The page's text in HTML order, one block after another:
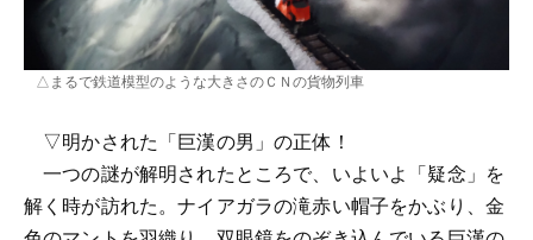
△まるで鉄道模型のような大きさのＣＮの貨物列車
▽明かされた「巨漢の男」の正体！
一つの謎が解明されたところで、いよいよ「疑念」を
解く時が訪れた。ナイアガラの滝赤い帽子をかぶり、金